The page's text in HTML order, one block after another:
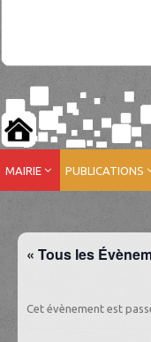
MAIRIE PUBLICATIONS
« Tous les
Cet évènement est